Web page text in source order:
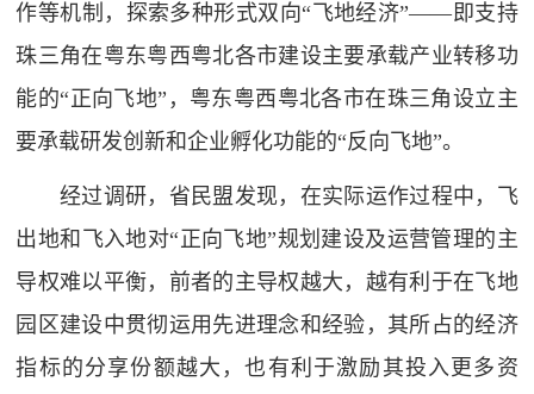
作等机制，探索多种形式双向“飞地经济”——即支持
珠三角在粤东粤西粤北各市建设主要承载产业转移功
能的“正向飞地”，粤东粤西粤北各市在珠三角设立主
要承载研发创新和企业孵化功能的“反向飞地”。
经过调研，省民盟发现，在实际运作过程中，飞
出地和飞入地对“正向飞地”规划建设及运营管理的主
导权难以平衡，前者的主导权越大，越有利于在飞地
园区建设中贯彻运用先进理念和经验，其所占的经济
指标的分享份额越大，也有利于激励其投入更多资